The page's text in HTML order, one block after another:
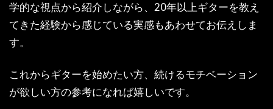
学的な視点から紹介しながら、20年以上ギターを教え
てきた経験から感じている実感もあわせてお伝えしま
す。
これからギターを始めたい方、続けるモチベーション
が欲しい方の参考になれば嬉しいです。